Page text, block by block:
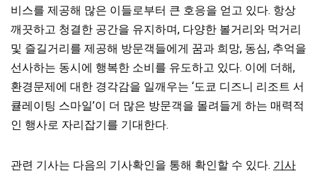
비스를 제공해 많은 이들로부터 큰 호응을 얻고 있다. 항상
깨끗하고 청결한 공간을 유지하며, 다양한 볼거리와 먹거리
및 즐길거리를 제공해 방문객들에게 꿈과 희망, 동심, 추억을
선사하는 동시에 행복한 소비를 유도하고 있다. 이에 더해,
환경문제에 대한 경각감을 일깨우는 ‘도쿄 디즈니 리조트 서
큘레이팅 스마일’이 더 많은 방문객을 몰려들게 하는 매력적
인 행사로 자리잡기를 기대한다.
관련 기사는 다음의 기사확인을 통해 확인할 수 있다. 기사